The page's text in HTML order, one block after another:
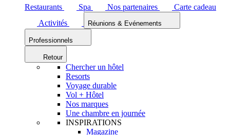
Restaurants
Spa Nos partenaires
Carte cadeau
Activités
Réunions & Evénements
Professionnels
Retour
Chercher un hôtel
Resorts
Voyage durable
Vol + Hôtel
Nos marques
Une chambre en journée
INSPIRATIONS
Magazine